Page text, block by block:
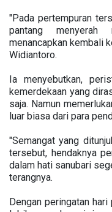
"Pada pertempuran
pantang
menancapkan kembali
Widiantoro.
Ia menyebutkan,
kemerdekaan yang
saja. Namun
luar biasa dari para
"Semangat yang
tersebut, hendaknya
dalam hati sanubari
terangnya.
Dengan peringatan hari